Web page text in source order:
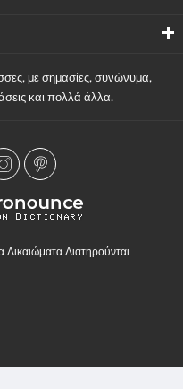
με σημασίες, συνώνυμα,
και πολλά άλλα.
Διατηρούνται